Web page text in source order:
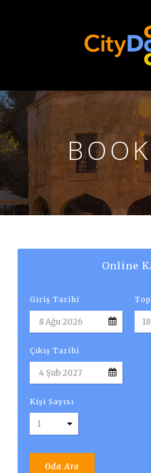
Online
Giriş Tarihi
Çıkış Tarihi
Kişi Sayısı
Oda Ara